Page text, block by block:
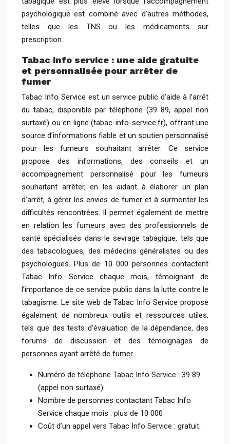
psychologique est combiné avec d’autres méthodes,
telles que les TNS ou les médicaments sur
prescription.
Tabac info service : une aide gratuite
et personnalisée pour arrêter de
fumer
Tabac Info Service est un service public d’aide à l’arrêt
du tabac, disponible par téléphone (39 89, appel non
surtaxé) ou en ligne (tabac-info-service.fr), offrant une
source d’informations fiable et un soutien personnalisé
pour les fumeurs souhaitant arrêter. Ce service
propose des informations, des conseils et un
accompagnement personnalisé pour les fumeurs
souhaitant arrêter, en les aidant à élaborer un plan
d’arrêt, à gérer les envies de fumer et à surmonter les
difficultés rencontrées. Il permet également de mettre
en relation les fumeurs avec des professionnels de
santé spécialisés dans le sevrage tabagique, tels que
des tabacologues, des médecins généralistes ou des
psychologues. Plus de 10 000 personnes contactent
Tabac Info Service chaque mois, témoignant de
l’importance de ce service public dans la lutte contre le
tabagisme. Le site web de Tabac Info Service propose
également de nombreux outils et ressources utiles,
tels que des tests d’évaluation de la dépendance, des
forums de discussion et des témoignages de
personnes ayant arrêté de fumer.
Numéro de téléphone Tabac Info Service : 39 89
(appel non surtaxé)
Nombre de personnes contactant Tabac Info
Service chaque mois : plus de 10 000
Coût d’un appel vers Tabac Info Service : gratuit.